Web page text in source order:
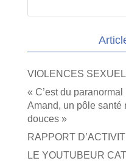
VIOLENCES
« C’est du
Amand, un pôle santé
douces »
RAPPORT
LE YOUTUBEUR